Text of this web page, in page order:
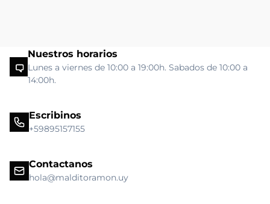
Nuestros horarios
Lunes a viernes de 10:00 a 19:00h. Sabados de 10:00 a
14:00h.
Escribinos
+59895157155
Contactanos
hola@malditoramon.uy